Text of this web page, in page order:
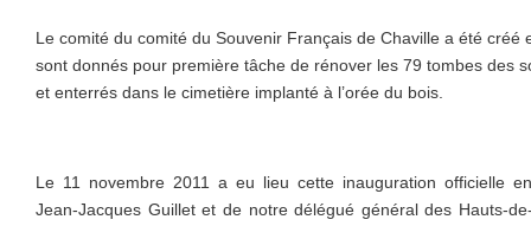
Le comité du comité du Souvenir Français de Chaville a été créé
sont donnés pour première tâche de rénover les 79 tombes des
et enterrés dans le cimetière implanté à l’orée du bois.
Le 11 novembre 2011 a eu lieu cette inauguration officielle
Jean-Jacques Guillet et de notre délégué général des Hauts-